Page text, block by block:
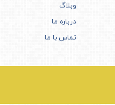
وبلاگ
درباره ما
تماس با ما